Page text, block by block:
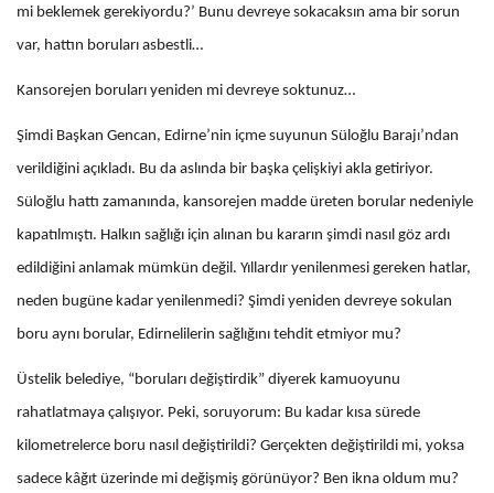
mi beklemek gerekiyordu?’ Bunu devreye sokacaksın ama bir sorun
var, hattın boruları asbestli…
Kansorejen boruları yeniden mi devreye soktunuz…
Şimdi Başkan Gencan, Edirne’nin içme suyunun Süloğlu Barajı’ndan
verildiğini açıkladı. Bu da aslında bir başka çelişkiyi akla getiriyor.
Süloğlu hattı zamanında, kansorejen madde üreten borular nedeniyle
kapatılmıştı. Halkın sağlığı için alınan bu kararın şimdi nasıl göz ardı
edildiğini anlamak mümkün değil. Yıllardır yenilenmesi gereken hatlar,
neden bugüne kadar yenilenmedi? Şimdi yeniden devreye sokulan
boru aynı borular, Edirnelilerin sağlığını tehdit etmiyor mu?
Üstelik belediye, “boruları değiştirdik” diyerek kamuoyunu
rahatlatmaya çalışıyor. Peki, soruyorum: Bu kadar kısa sürede
kilometrelerce boru nasıl değiştirildi? Gerçekten değiştirildi mi, yoksa
sadece kâğıt üzerinde mi değişmiş görünüyor? Ben ikna oldum mu?